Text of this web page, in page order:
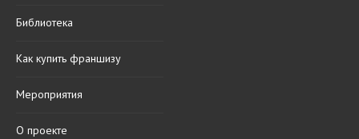
Библиотека
Как купить франшизу
Мероприятия
О проекте